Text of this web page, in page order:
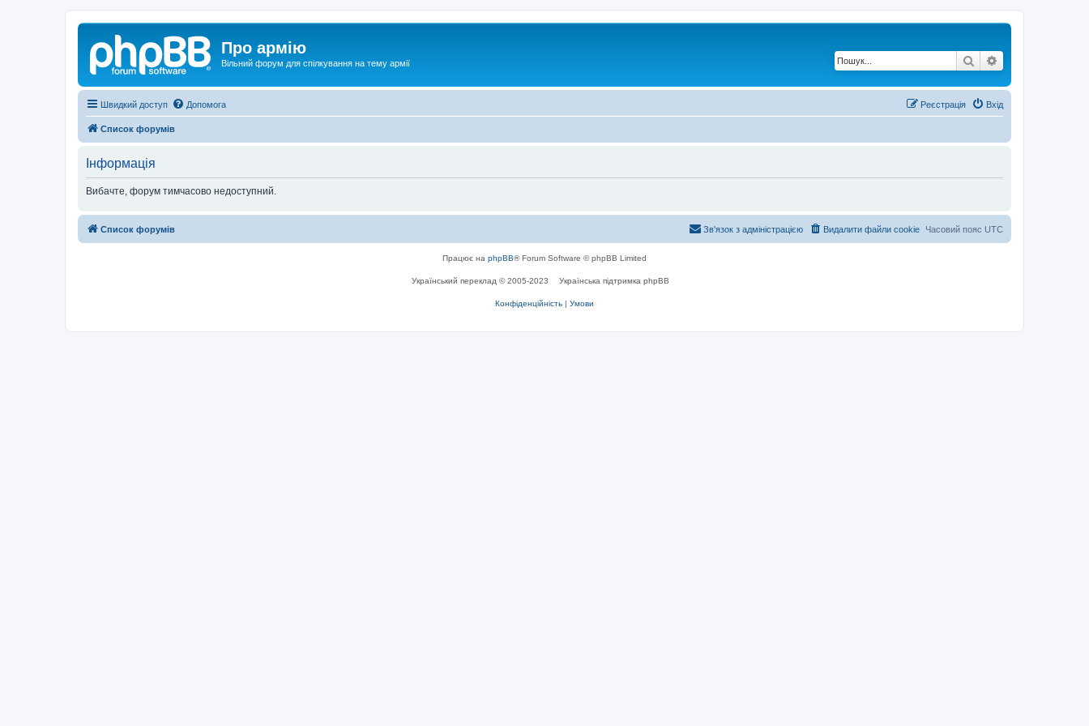
Про армію
Вільний форум для спілкування на тему армії Пошук
Швидкий доступ Допомога Вхід
Реєстрація
Список форумів
Інформація
Вибачте, форум тимчасово недоступний.
Список форумів Часовий пояс UTC
Видалити файли cookie
Зв'язок з адміністрацією
Працює на phpBB® Forum Software © phpBB Limited
Український переклад © 2005-2023 Українська підтримка phpBB
Конфіденційність | Умови